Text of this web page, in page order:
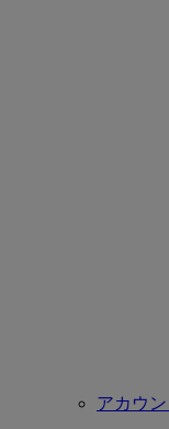
アカウ